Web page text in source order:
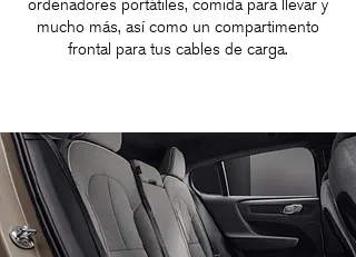
ordenadores portátiles, comida para llevar y
mucho más, así como un compartimento
frontal para tus cables de carga.